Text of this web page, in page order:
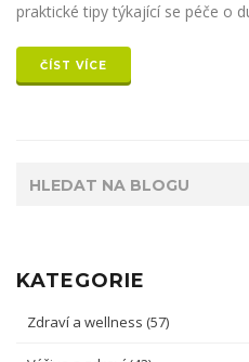
praktické tipy týkající se péče o
ČÍST VÍCE
KATEGORIE
Zdraví a wellness (57)